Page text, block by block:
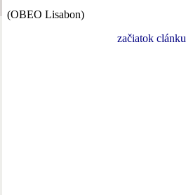
(OBEO Lisabon)
začiatok clánku